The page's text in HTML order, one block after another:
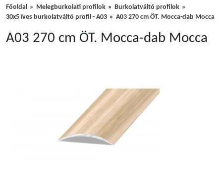
Főoldal Melegburkolati profilok
Burkolatváltó profilok
30x5 íves burkolatváltó profil - A03
A03 270 cm ÖT. Mocca-dab Mocca
A03 270 cm ÖT. Mocca-dab Mocca